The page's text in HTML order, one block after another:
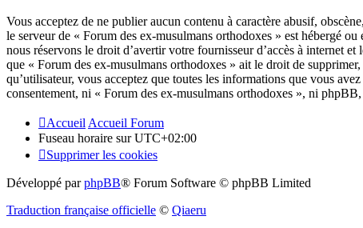
Vous acceptez de ne publier aucun contenu à caractère abusif,
le serveur de « Forum des ex-musulmans orthodoxes » est hébergé
nous réservons le droit d’avertir votre fournisseur d’accès à internet
que « Forum des ex-musulmans orthodoxes » ait le droit de
qu’utilisateur, vous acceptez que toutes les informations que vous
consentement, ni « Forum des ex-musulmans orthodoxes », ni
Accueil Accueil Forum
Fuseau horaire surUTC+02:00
Supprimer les cookies
Développé parphpBB® Forum Software © phpBB Limited
Traduction française officielle © Qiaeru